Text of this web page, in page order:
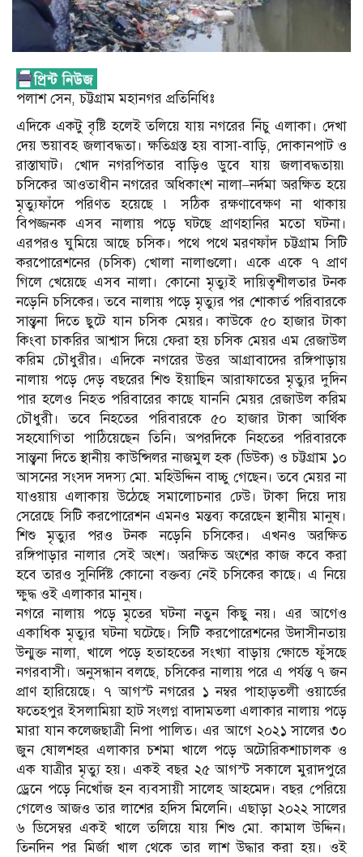
পলাশ সেন, চট্টগ্রাম মহানগর প্রতিনিধিঃ
এদিকে একটু বৃষ্টি হলেই তলিয়ে যায় নগরের নিঁচু এলাকা। দেখা
দেয় ভয়াবহ জলাবদ্ধতা। ক্ষতিগ্রস্ত হয় বাসা-বাড়ি, দোকানপাট ও
রাস্তাঘাট। খোদ নগরপিতার বাড়িও ডুবে যায় জলাবদ্ধতায়৷
চসিকের আওতাধীন নগরের অধিকাংশ নালা–নর্দমা অরক্ষিত হয়ে
মৃত্যুফাঁদে পরিণত হয়েছে ৷ সঠিক রক্ষণাবেক্ষণ না থাকায়
বিপজ্জনক এসব নালায় পড়ে ঘটছে প্রাণহানির মতো ঘটনা।
এরপরও ঘুমিয়ে আছে চসিক। পথে পথে মরণফাঁদ চট্টগ্রাম সিটি
করপোরেশনের (চসিক) খোলা নালাগুলো। একে একে ৭ প্রাণ
গিলে খেয়েছে এসব নালা। কোনো মৃত্যুই দায়িত্বশীলতার টনক
নড়েনি চসিকের। তবে নালায় পড়ে মৃত্যুর পর শোকার্ত পরিবারকে
সান্ত্বনা দিতে ছুটে যান চসিক মেয়র। কাউকে ৫০ হাজার টাকা
কিংবা চাকরির আশ্বাস দিয়ে ফেরা হয় চসিক মেয়র এম রেজাউল
করিম চৌধুরীর। এদিকে নগরের উত্তর আগ্রাবাদের রঙ্গিপাড়ায়
নালায় পড়ে দেড় বছরের শিশু ইয়াছিন আরাফাতের মৃত্যুর দুদিন
পার হলেও নিহত পরিবারের কাছে যাননি মেয়র রেজাউল করিম
চৌধুরী। তবে নিহতের পরিবারকে ৫০ হাজার টাকা আর্থিক
সহযোগিতা পাঠিয়েছেন তিনি। অপরদিকে নিহতের পরিবারকে
সান্ত্বনা দিতে স্থানীয় কাউন্সিলর নাজমুল হক (ডিউক) ও চট্টগ্রাম ১০
আসনের সংসদ সদস্য মো. মহিউদ্দিন বাচ্চু গেছেন। তবে মেয়র না
যাওয়ায় এলাকায় উঠেছে সমালোচনার ঢেউ। টাকা দিয়ে দায়
সেরেছে সিটি করপোরেশন এমনও মন্তব্য করেছেন স্থানীয় মানুষ।
শিশু মৃত্যুর পরও টনক নড়েনি চসিকের। এখনও অরক্ষিত
রঙ্গিপাড়ার নালার সেই অংশ। অরক্ষিত অংশের কাজ কবে করা
হবে তারও সুনির্দিষ্ট কোনো বক্তব্য নেই চসিকের কাছে। এ নিয়ে
ক্ষুদ্ধ ওই এলাকার মানুষ।
নগরে নালায় পড়ে মৃতের ঘটনা নতুন কিছু নয়। এর আগেও
একাধিক মৃত্যুর ঘটনা ঘটেছে। সিটি করপোরেশনের উদাসীনতায়
উন্মুক্ত নালা, খালে পড়ে হতাহতের সংখ্যা বাড়ায় ক্ষোভে ফুঁসছে
নগরবাসী। অনুসন্ধান বলছে, চসিকের নালায় পরে এ পর্যন্ত ৭ জন
প্রাণ হারিয়েছে। ৭ আগস্ট নগরের ১ নম্বর পাহাড়তলী ওয়ার্ডের
ফতেহপুর ইসলামিয়া হাট সংলগ্ন বাদামতলা এলাকার নালায় পড়ে
মারা যান কলেজছাত্রী নিপা পালিত। এর আগে ২০২১ সালের ৩০
জুন ষোলশহর এলাকার চশমা খালে পড়ে অটোরিকশাচালক ও
এক যাত্রীর মৃত্যু হয়। একই বছর ২৫ আগস্ট সকালে মুরাদপুরে
ড্রেনে পড়ে নিখোঁজ হন ব্যবসায়ী সালেহ আহমেদ। বছর পেরিয়ে
গেলেও আজও তার লাশের হদিস মিলেনি। এছাড়া ২০২২ সালের
৬ ডিসেম্বর একই খালে তলিয়ে যায় শিশু মো. কামাল উদ্দিন।
তিনদিন পর মির্জা খাল থেকে তার লাশ উদ্ধার করা হয়। ওই